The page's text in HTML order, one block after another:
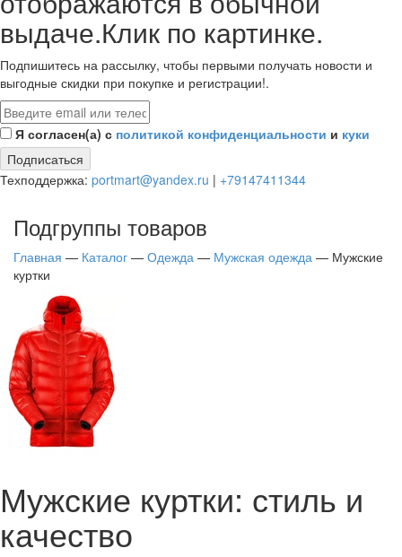
выдаче.Клик по картинке.
Подпишитесь на рассылку, чтобы первыми получать новости и
выгодные скидки при покупке и регистрации!.
Я согласен(а) с политикой конфиденциальности и куки
Подписаться
Техподдержка: portmart@yandex.ru | +79147411344
Подгруппы товаров
Главная — Каталог — Одежда — Мужская одежда — Мужские
куртки
Мужские куртки: стиль и
качество